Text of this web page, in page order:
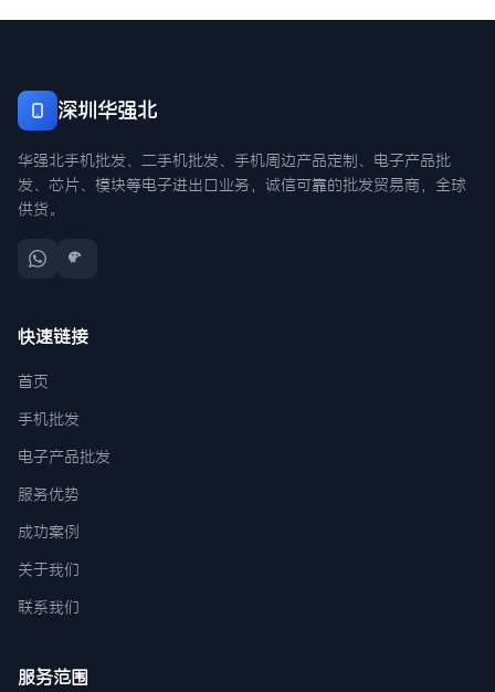
深圳华强北
华强北手机批发、二手机批发、手机周边产品定制、电子产品批
发、芯片、模块等电子进出口业务，诚信可靠的批发贸易商，全球
供货。
快速链接
首页
手机批发
电子产品批发
服务优势
成功案例
关于我们
联系我们
服务范围